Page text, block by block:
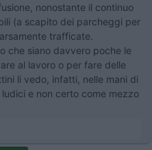
nonostante il continuo
(a scapito dei parcheggi per
trafficate.
che siano davvero poche le
al lavoro o per fare delle
li vedo, infatti, nelle mani di
e non certo come mezzo